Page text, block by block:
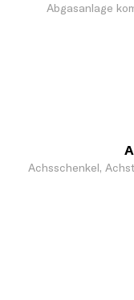
Abgasanlage
Achsschenkel,